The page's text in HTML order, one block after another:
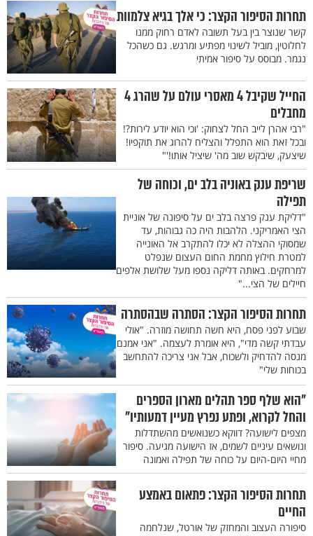
תחרות הסיפור הקצר: כי אלך בגיא צלמוות
קשר שנוצר בין בעל תשובה לאדם רחוק ממנו
לחלוטין, מוביל לשינוי מפתיע ומרגש. גם כשהכל
נגמר. מבוסס על סיפור אמיתי
החייל שקיבל 4 מאסרי עולם על שהרג 4
מחבלים
"רבי אהרן לייב החל לצחוק: 'וכי הוא יודע לירות?!
ובכל זאת הוא התפלל והצליח להרוג את תוקפיו!
שיצעק, שיבקש שוב מה' שיציל אותו!'"
שריפת ענק באוניה בלב ים, וכוחה של
תפילה
"דליקת ענק פרצה בלב ים על סיפונה של אוניית
הצי האמריקני. הלהבות היה כה גבוהות, עד
שמסוקי ההצלה לא יכלו להתקרב אל האונייה
למטרת חילוץ מחמת החום העצום שנפלט
למרחקים. באותה דליקה נספו מעל שלושת אלפים
חיילים של הצי..."
תחרות הסיפור הקצר: הסתרה שבהסתרה
שבוע לפני פסח, היא חשה תחושה מוזרה. "אולי
עבדתי קשה מדי", היא אומרת לעצמה. "אני אמנם
מנסה להדחיק ולשכוח, אבל אני צריכה להתחשב
בכוחות שלי"
"הוא שלף ספר תהלים מארון הספרים
והחל לקרוא, ופתע נפרץ מעיין דמעותיו"
מצפים לישועה? דווקא כשנואשים מהשתדלות
ונושאים עיניים לשמים, אז הישועה מגיעה. סיפור
מחיי היום-היום על כוחה של תפילה ואמונה
תחרות הסיפור הקצר: פתאום באמצע
החיים
סיפורה העצוב והמחזק של אורטל, שנלחמה